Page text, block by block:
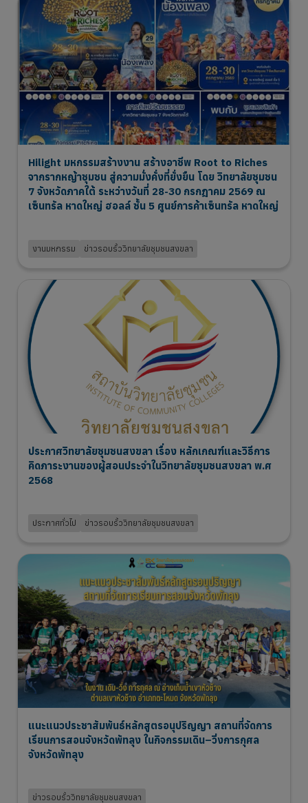
Hilight มหกรรมสร้างงาน สร้างอาชีพ Root to Riches
จากรากหญ้าชุมชน สู่ความมั่งคั่งที่ยั่งยืน โดย วิทยาลัยชุมชน
7 จังหวัดภาคใต้ ระหว่างวันที่ 28-30 กรกฎาคม 2569 ณ
เซ็นทรัล หาดใหญ่ ฮอลล์ ชั้น 5 ศูนย์การค้าเซ็นทรัล หาดใหญ่
งานมหกรรม ข่าวรอบรั้ววิทยาลัยชุมชนสงขลา
ประกาศวิทยาลัยชุมชนสงขลา เรื่อง หลักเกณฑ์และวิธีการ
คิดภาระงานของผู้สอนประจำในวิทยาลัยชุมชนสงขลา พ.ศ
2568
ประกาศทั่วไป ข่าวรอบรั้ววิทยาลัยชุมชนสงขลา
แนะแนวประชาสัมพันธ์หลักสูตรอนุปริญญา สถานที่จัดการ
เรียนการสอนจังหวัดพัทลุง ในกิจกรรมเดิน–วิ่งการกุศล
จังหวัดพัทลุง
ข่าวรอบรั้ววิทยาลัยชุมชนสงขลา